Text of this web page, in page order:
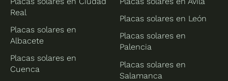
Real
Placas solares en
Albacete
Placas solares en
Cuenca
Placas solares en León
Placas solares en
Palencia
Placas solares en
Salamanca